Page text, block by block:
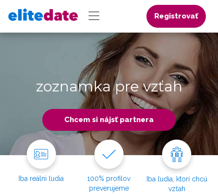
Registrovať
zoznamka pre vzťah
Chcem si nájsť partnera
Iba reálni ľudia
100% profilov
preverujeme
Iba ľudia, ktorí chcú
vzťah